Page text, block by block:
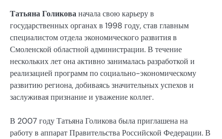
Татьяна Голикованачала свою карьеру в
государственных органах в 1998 году, став главным
специалистом отдела экономического развития в
Смоленской областной администрации. В течение
нескольких лет она активно занималась разработкой и
реализацией программ по социально-экономическому
развитию региона, добиваясь значительных успехов и
заслуживая признание и уважение коллег.
В 2007 году Татьяна Голикова была приглашена на
работу в аппарат Правительства Российской Федерации. В